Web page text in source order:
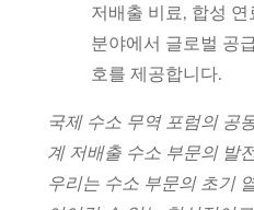
저배출 비료, 합성
분야에서 글로벌 공
호를 제공합니다.
국제 수소 무역 포럼의 공
계 저배출 수소 부문의 발
우리는 수소 부문의 초기